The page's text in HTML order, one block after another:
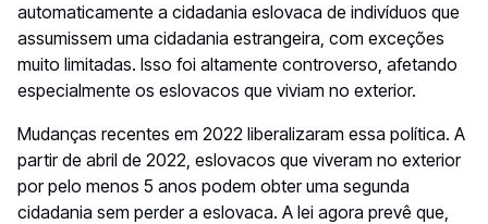
automaticamente a cidadania eslovaca de indivíduos que
assumissem uma cidadania estrangeira, com exceções
muito limitadas. Isso foi altamente controverso, afetando
especialmente os eslovacos que viviam no exterior.
Mudanças recentes em 2022 liberalizaram essa política. A
partir de abril de 2022, eslovacos que viveram no exterior
por pelo menos 5 anos podem obter uma segunda
cidadania sem perder a eslovaca. A lei agora prevê que,